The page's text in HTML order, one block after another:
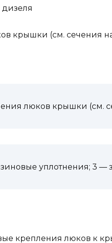
люков крышки (см.
уплотнения; 3 —
крепления люков к